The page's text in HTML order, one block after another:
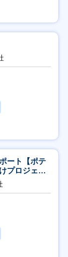
ート【ポテ
プロジェク